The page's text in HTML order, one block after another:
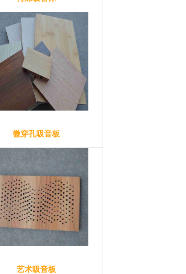
微穿孔吸音板
艺术吸音板